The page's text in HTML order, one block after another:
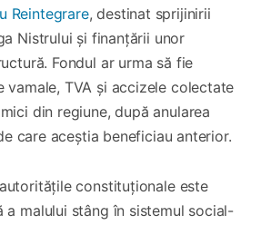
Reintegrare, destinat sprijinirii
Nistrului și finanțării unor
Fondul ar urma să fie
vamale, TVA și accizele colectate
din regiune, după anularea
care aceștia beneficiau anterior.
constituționale este
a malului stâng în sistemul social-